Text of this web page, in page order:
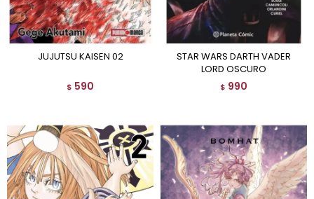
JUJUTSU KAISEN 02
$ 590
STAR WARS DARTH VADER
LORD OSCURO
$ 990